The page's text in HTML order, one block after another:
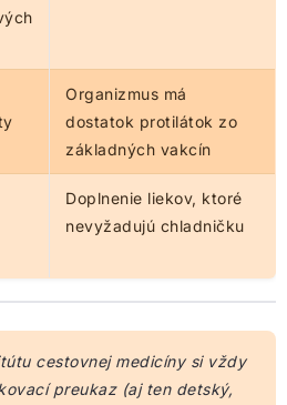
Organizmus má
dostatok protilátok zo
základných vakcín
Doplnenie liekov, ktoré
nevyžadujú chladničku
cestovnej medicíny si vždy
preukaz (aj ten detský,